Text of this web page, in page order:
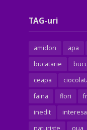
TAG-uri
amidon apa
bucatarie
ceapa
faina
flori
inedit
naturiste
oua